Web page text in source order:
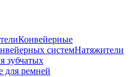
Конвейерные
системНатяжители
зубчатых
для ремней